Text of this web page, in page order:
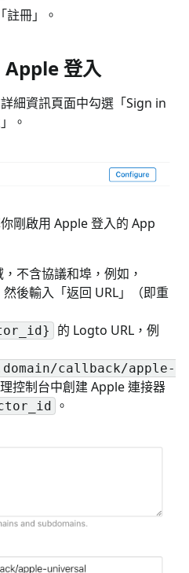
註冊」。
Apple 登入
細資訊頁面中勾選「Sign in
。
剛啟用 Apple 登入的 App
不含協議和埠，例如，
然後輸入「返回 URL」（即重
的 Logto URL，例
callback/apple-
控制台中創建 Apple 連接器
。